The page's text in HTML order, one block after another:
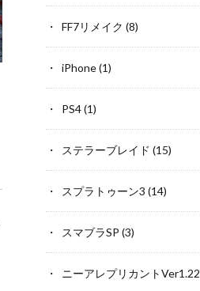
FF7リメイク (8)
iPhone(1)
PS4(1)
ステラーブレイド (15)
スプラトゥーン3 (14)
スマブラSP (3)
ニーアレプリカントVer1.22